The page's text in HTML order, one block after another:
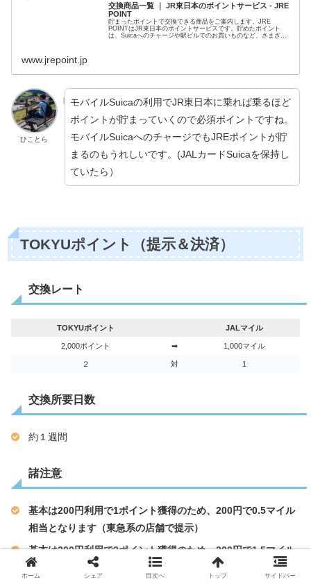
交換商品一覧 ｜ JR東日本のポイントサービス - JRE
POINT
貯まったポイントで交換できる商品をご案内します。JRE
POINTはJR東日本のポイントサービスです。貯めたポイント
は、Suicaへのチャージや駅ビルでのお買いものなど、さまざま
www.jrepoint.jp
ひことら
モバイルSuicaの利用でJR東日本に乗れば乗るほど
ポイントが貯まっていくので必須ポイントですね。
モバイルSuicaへのチャージでもJREポイントが貯
まるのもうれしいです。(JALカードSuicaを保持し
ていたら）
TOKYUポイント（提示＆決済）
交換レート
TOKYUポイント JALマイル
2,000ポイント ➡ 1,000マイル
２ 対 1
交換所要日数
約１週間
諸注意
基本は200円利用で1ポイント獲得のため、200円で0.5マイル
相当となります（東急系の店舗で提示）
基本は200円利用で3ポイント獲得のため、200円で1.5マイル
相当となります（対象クレカの利用）
ホーム シェア 目次へ トップ サイドバー